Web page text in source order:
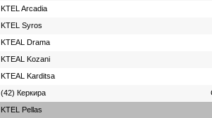
KTEL Arcadia
KTEL Syros
KTEAL Drama
KTEAL Kozani
KTEAL Karditsa
(42) Керкира
KTEL Pellas